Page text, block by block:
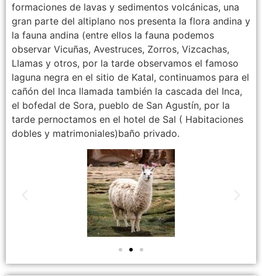
formaciones de lavas y sedimentos volcánicas, una
gran parte del altiplano nos presenta la flora andina y
la fauna andina (entre ellos la fauna podemos
observar Vicuñas, Avestruces, Zorros, Vizcachas,
Llamas y otros, por la tarde observamos el famoso
laguna negra en el sitio de Katal, continuamos para el
cañón del Inca llamada también la cascada del Inca,
el bofedal de Sora, pueblo de San Agustín, por la
tarde pernoctamos en el hotel de Sal ( Habitaciones
dobles y matrimoniales)baño privado.